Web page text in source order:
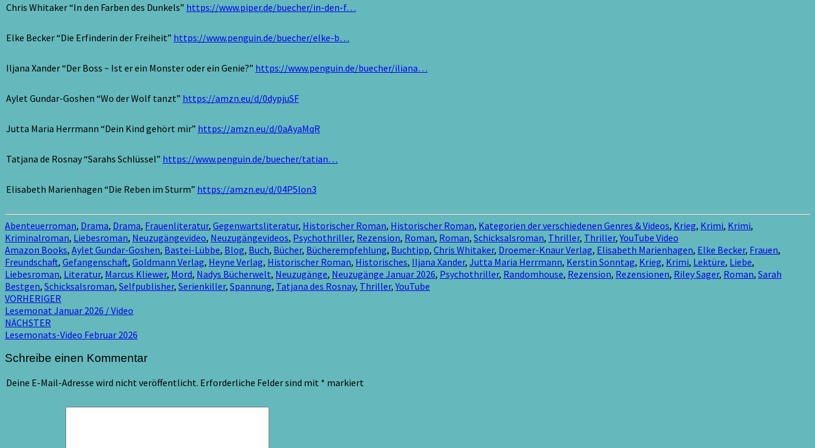
Chris Whitaker “In den Farben des Dunkels” https://www.piper.de/buecher/in-den-f…
Elke Becker “Die Erfinderin der Freiheit” https://www.penguin.de/buecher/elke-b…
Iljana Xander “Der Boss ~ Ist er ein Monster oder ein Genie?” https://www.penguin.de/buecher/iliana…
Aylet Gundar-Goshen “Wo der Wolf tanzt” https://amzn.eu/d/0dypjuSF
Jutta Maria Herrmann “Dein Kind gehört mir” https://amzn.eu/d/0aAyaMqR
Tatjana de Rosnay “Sarahs Schlüssel” https://www.penguin.de/buecher/tatian…
Elisabeth Marienhagen “Die Reben im Sturm” https://amzn.eu/d/04P5lon3
Abenteuerroman, Drama, Drama, Frauenliteratur, Gegenwartsliteratur, Historischer Roman, Historischer Roman, Kategorien der verschiedenen Genres & Videos, Krieg, Krimi, Krimi,
Kriminalroman, Liebesroman, Neuzugängevideo, Neuzugängevideos, Psychothriller, Rezension, Roman, Roman, Schicksalsroman, Thriller, Thriller,YouTube Video
Amazon Books, Aylet Gundar-Goshen, Bastei-Lübbe, Blog, Buch, Bücher, Bücherempfehlung, Buchtipp, Chris Whitaker, Droemer-Knaur Verlag, Elisabeth Marienhagen, Elke Becker, Frauen,
Freundschaft, Gefangenschaft, Goldmann Verlag, Heyne Verlag, Historischer Roman, Historisches, Iljana Xander, Jutta Maria Herrmann, Kerstin Sonntag, Krieg, Krimi, Lektüre, Liebe,
Liebesroman, Literatur, Marcus Kliewer, Mord, Nadys Bücherwelt, Neuzugänge, Neuzugänge Januar 2026, Psychothriller, Randomhouse, Rezension, Rezensionen, Riley Sager, Roman, Sarah
Bestgen, Schicksalsroman, Selfpublisher, Serienkiller, Spannung, Tatjana des Rosnay, Thriller,YouTube
Beitragsnavigation
VORHERIGER
Lesemonat Januar 2026 / Video
NÄCHSTER
Lesemonats-Video Februar 2026
Schreibe einen Kommentar
Deine E-Mail-Adresse wird nicht veröffentlicht. Erforderliche Felder sind mit * markiert